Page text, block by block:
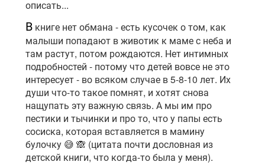
описать...
В книге нет обмана - есть кусочек о том, как
малыши попадают в животик к маме с неба и
там растут, потом рождаются. Нет интимных
подробностей - потому что детей вовсе не это
интересует - во всяком случае в 5-8-10 лет. Их
души что-то такое помнят, и хотят снова
нащупать эту важную связь. А мы им про
пестики и тычинки и про то, что у папы есть
сосиска, которая вставляется в мамину
булочку 😅 🙈 (цитата почти дословная из
детской книги, что когда-то была у меня).